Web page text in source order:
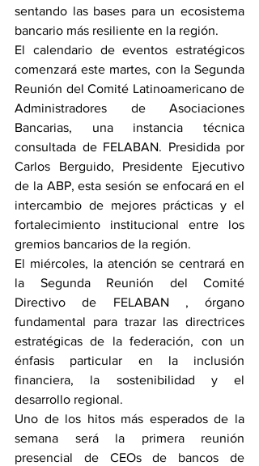
sentando las bases para un ecosistema
bancario más resiliente en la región.
El calendario de eventos estratégicos
comenzará este martes, con la Segunda
Reunión del Comité Latinoamericano de
Administradores de Asociaciones
Bancarias, una instancia técnica
consultada de FELABAN. Presidida por
Carlos Berguido, Presidente Ejecutivo
de la ABP, esta sesión se enfocará en el
intercambio de mejores prácticas y el
fortalecimiento institucional entre los
gremios bancarios de la región.
El miércoles, la atención se centrará en
la Segunda Reunión del Comité
Directivo de FELABAN , órgano
fundamental para trazar las directrices
estratégicas de la federación, con un
énfasis particular en la inclusión
financiera, la sostenibilidad y el
desarrollo regional.
Uno de los hitos más esperados de la
semana será la primera reunión
presencial de CEOs de bancos de